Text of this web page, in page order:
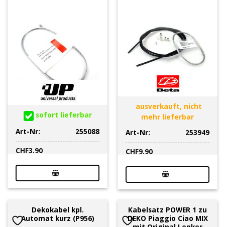
sofort lieferbar
Art-Nr:
255088
CHF3.90
ausverkauft, nicht
mehr lieferbar
Art-Nr:
253949
CHF9.90
Dekokabel kpl.
Automat kurz (P956)
Kabelsatz POWER 1 zu
DEKO Piaggio Ciao MIX